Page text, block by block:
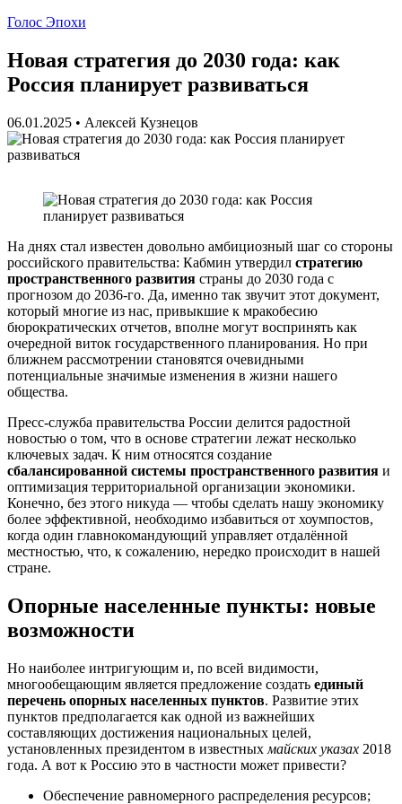
Голос Эпохи
Новая стратегия до 2030 года: как
Россия планирует развиваться
06.01.2025 • Алексей Кузнецов
На днях стал известен довольно амбициозный шаг со стороны
российского правительства: Кабмин утвердил стратегию
пространственного развития страны до 2030 года с
прогнозом до 2036-го. Да, именно так звучит этот документ,
который многие из нас, привыкшие к мракобесию
бюрократических отчетов, вполне могут воспринять как
очередной виток государственного планирования. Но при
ближнем рассмотрении становятся очевидными
потенциальные значимые изменения в жизни нашего
общества.
Пресс-служба правительства России делится радостной
новостью о том, что в основе стратегии лежат несколько
ключевых задач. К ним относятся создание
сбалансированной системы пространственного развития и
оптимизация территориальной организации экономики.
Конечно, без этого никуда — чтобы сделать нашу экономику
более эффективной, необходимо избавиться от хоумпостов,
когда один главнокомандующий управляет отдалённой
местностью, что, к сожалению, нередко происходит в нашей
стране.
Опорные населенные пункты: новые
возможности
Но наиболее интригующим и, по всей видимости,
многообещающим является предложение создать единый
перечень опорных населенных пунктов. Развитие этих
пунктов предполагается как одной из важнейших
составляющих достижения национальных целей,
установленных президентом в известных майских указах 2018
года. А вот к Россию это в частности может привести?
Обеспечение равномерного распределения ресурсов;